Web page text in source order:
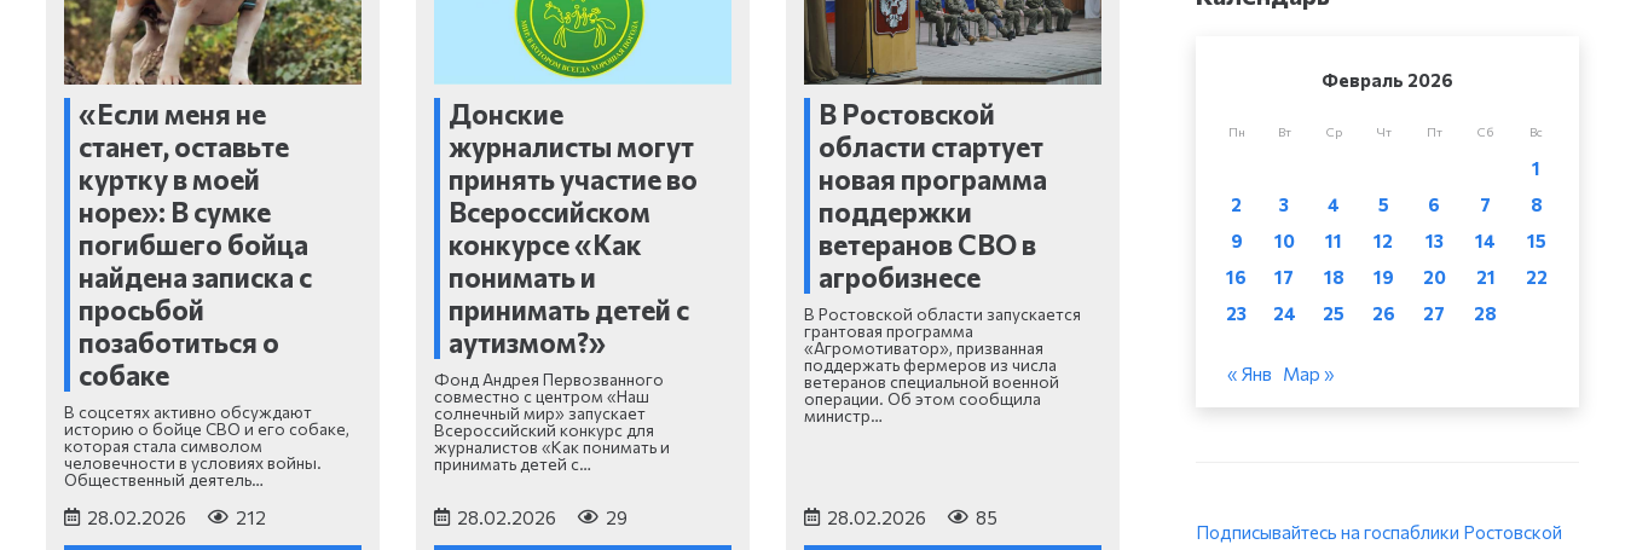
«Если меня не
станет, оставьте
куртку в моей
норе»: В сумке
погибшего бойца
найдена записка с
просьбой
позаботиться о
собаке
В соцсетях активно обсуждают
историю о бойце СВО и его собаке,
которая стала символом
человечности в условиях войны.
Общественный деятель…
28.02.2026 212
Донские
журналисты могут
принять участие во
Всероссийском
конкурсе «Как
понимать и
принимать детей с
аутизмом?»
Фонд Андрея Первозванного
совместно с центром «Наш
солнечный мир» запускает
Всероссийский конкурс для
журналистов «Как понимать и
принимать детей с…
28.02.2026 29
В Ростовской
области стартует
новая программа
поддержки
ветеранов СВО в
агробизнесе
В Ростовской области запускается
грантовая программа
«Агромотиватор», призванная
поддержать фермеров из числа
ветеранов специальной военной
операции. Об этом сообщила
министр…
28.02.2026 85
Февраль 2026
Пн Вт Ср Чт Пт Сб Вс
1
2
3 4 5 6 7
8
9
10 11 12 13 14
15
16
17 18 19 20 21
22
23
24 25 26 27 28
« Янв Мар »
Подписывайтесь на госпаблики Ростовской